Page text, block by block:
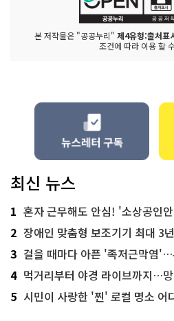
본 저작물은 "공공누리" 제4유형:출처표
조건에 따라 이용 할
최신 뉴스
1 혼자 근무해도 안심! '소상공인
2 장애인 맞춤형 보조기기 최대 3년간
3 걸을 때마다 아픈 '족저근막염'…무작
4 먹거리부터 야경 라이브까지…
5 시민이 사랑한 '찐' 로컬 명소 어디